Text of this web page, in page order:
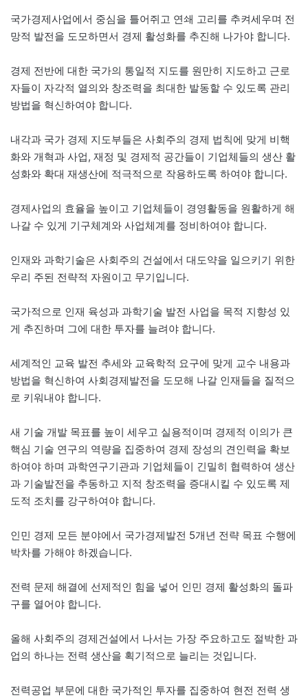
국가경제사업에서 중심을 틀어쥐고 연쇄 고리를 추켜세우며 전
망적 발전을 도모하면서 경제 활성화를 추진해 나가야 합니다.
경제 전반에 대한 국가의 통일적 지도를 원만히 지도하고 근로
자들이 자각적 열의와 창조력을 최대한 발동할 수 있도록 관리
방법을 혁신하여야 합니다.
내각과 국가 경제 지도부들은 사회주의 경제 법칙에 맞게 비핵
화와 개혁과 사업, 재정 및 경제적 공간들이 기업체들의 생산 활
성화와 확대 재생산에 적극적으로 작용하도록 하여야 합니다.
경제사업의 효율을 높이고 기업체들이 경영활동을 원활하게 해
나갈 수 있게 기구체계와 사업체계를 정비하여야 합니다.
인재와 과학기술은 사회주의 건설에서 대도약을 일으키기 위한
우리 주된 전략적 자원이고 무기입니다.
국가적으로 인재 육성과 과학기술 발전 사업을 목적 지향성 있
게 추진하며 그에 대한 투자를 늘려야 합니다.
세계적인 교육 발전 추세와 교육학적 요구에 맞게 교수 내용과
방법을 혁신하여 사회경제발전을 도모해 나갈 인재들을 질적으
로 키워내야 합니다.
새 기술 개발 목표를 높이 세우고 실용적이며 경제적 이의가 큰
핵심 기술 연구의 역량을 집중하여 경제 장성의 견인력을 확보
하여야 하며 과학연구기관과 기업체들이 긴밀히 협력하여 생산
과 기술발전을 추동하고 지적 창조력을 증대시킬 수 있도록 제
도적 조치를 강구하여야 합니다.
인민 경제 모든 분야에서 국가경제발전 5개년 전략 목표 수행에
박차를 가해야 하겠습니다.
전력 문제 해결에 선제적인 힘을 넣어 인민 경제 활성화의 돌파
구를 열어야 합니다.
올해 사회주의 경제건설에서 나서는 가장 주요하고도 절박한 과
업의 하나는 전력 생산을 획기적으로 늘리는 것입니다.
전력공업 부문에 대한 국가적인 투자를 집중하여 현전 전력 생